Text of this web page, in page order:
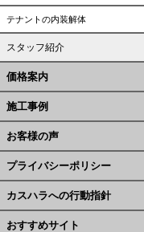
テナントの内装解体
スタッフ紹介
価格案内
施工事例
お客様の声
プライバシーポリシー
カスハラへの行動指針
おすすめサイト